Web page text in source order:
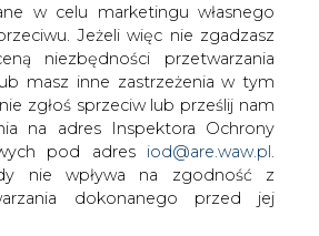
w celu marketingu własnego
Jeżeli więc nie zgadzasz
niezbędności przetwarzania
masz inne zastrzeżenia w tym
zgłoś sprzeciw lub prześlij nam
na adres Inspektora Ochrony
pod adres iod@are.waw.pl
nie wpływa na zgodność z
dokonanego przed jej
genralny Audi, Rupert Stadler:
niską, kilku miliardową sumą na
Blume poinformował natomiast:
na własną ręką, koszty byłyby o
zespół Audi, który pracuje nad